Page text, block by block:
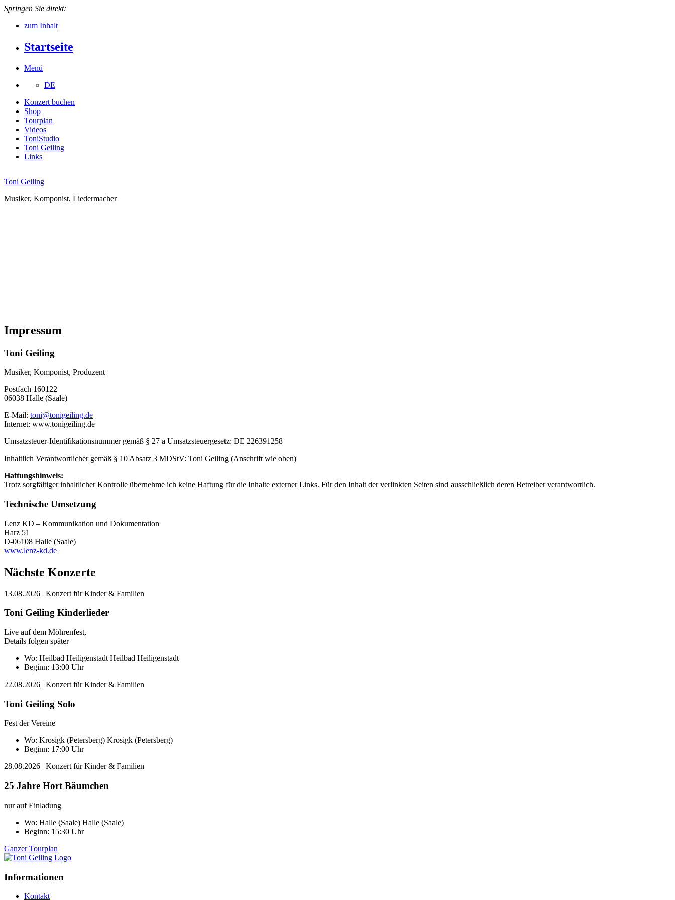
Springen Sie direkt:
zum Inhalt
Startseite
Menü
DE
Konzert buchen
Shop
Tourplan
Videos
ToniStudio
Toni Geiling
Links
Toni Geiling
Musiker, Komponist, Liedermacher
Impressum
Toni Geiling
Musiker, Komponist, Produzent
Postfach 160122
06038 Halle (Saale)
E-Mail: toni@tonigeiling.de
Internet: www.tonigeiling.de
Umsatzsteuer-Identifikationsnummer gemäß § 27 a Umsatzsteuergesetz: DE 226391258
Inhaltlich Verantwortlicher gemäß § 10 Absatz 3 MDStV: Toni Geiling (Anschrift wie oben)
Haftungshinweis:
Trotz sorgfältiger inhaltlicher Kontrolle übernehme ich keine Haftung für die Inhalte externer Links. Für den Inhalt der verlinkten Seiten sind ausschließlich deren Betreiber verantwortlich.
Technische Umsetzung
Lenz KD – Kommunikation und Dokumentation
Harz 51
D-06108 Halle (Saale)
www.lenz-kd.de
Nächste Konzerte
13.08.2026 | Konzert für Kinder & Familien
Toni Geiling Kinderlieder
Live auf dem Möhrenfest,
Details folgen später
Wo: Heilbad Heiligenstadt Heilbad Heiligenstadt
Beginn: 13:00 Uhr
22.08.2026 | Konzert für Kinder & Familien
Toni Geiling Solo
Fest der Vereine
Wo: Krosigk (Petersberg) Krosigk (Petersberg)
Beginn: 17:00 Uhr
28.08.2026
| Konzert für Kinder & Familien
25 Jahre Hort Bäumchen
nur auf Einladung
Wo: Halle (Saale) Halle (Saale)
Beginn: 15:30 Uhr
Ganzer Tourplan
Informationen
Kontakt